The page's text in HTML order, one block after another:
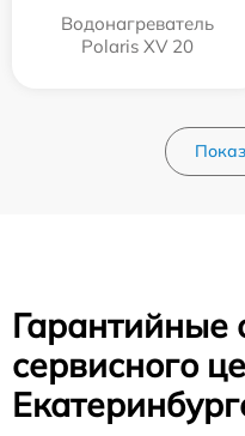
Водонагреватель
Polaris XV 20
Гарантийные
сервисного